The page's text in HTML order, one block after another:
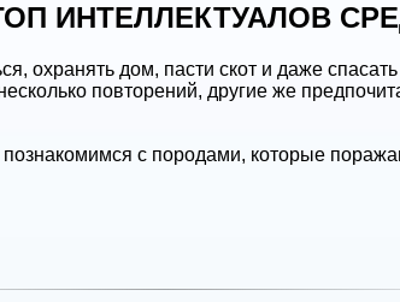
ИНТЕЛЛЕКТУАЛОВ
охранять дом, пасти скот и даже
повторений, другие же
с породами, которые